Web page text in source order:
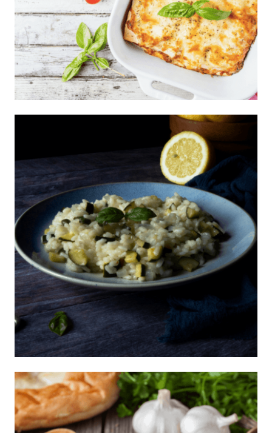
Lasagna blanca
Arroz con zuchinni al limón